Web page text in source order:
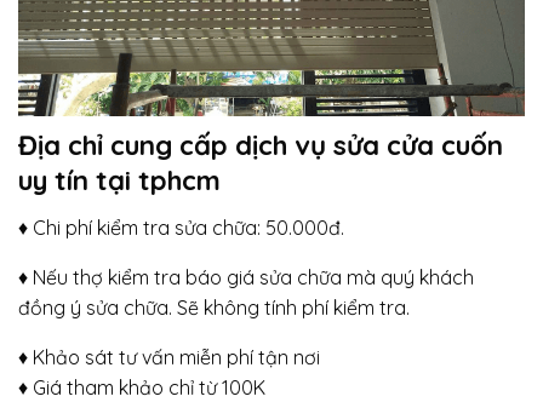
Địa chỉ cung cấp dịch vụ sửa cửa cuốn
uy tín tại tphcm
♦ Chi phí kiểm tra sửa chữa: 50.000đ.
♦ Nếu thợ kiểm tra báo giá sửa chữa mà quý khách
đồng ý sửa chữa. Sẽ không tính phí kiểm tra.
♦ Khảo sát tư vấn miễn phí tận nơi
♦ Giá tham khảo chỉ từ 100K